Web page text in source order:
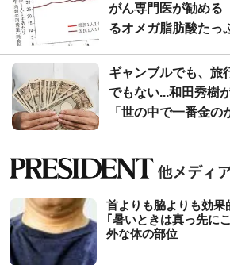
がん専門医が勧める
るオメガ脂肪酸たっ
ギャンブルでも、旅
でもない...和田秀樹
「世の中で一番金の
首よりも脇よりも効
｢暑いときは真っ先に
外な体の部位